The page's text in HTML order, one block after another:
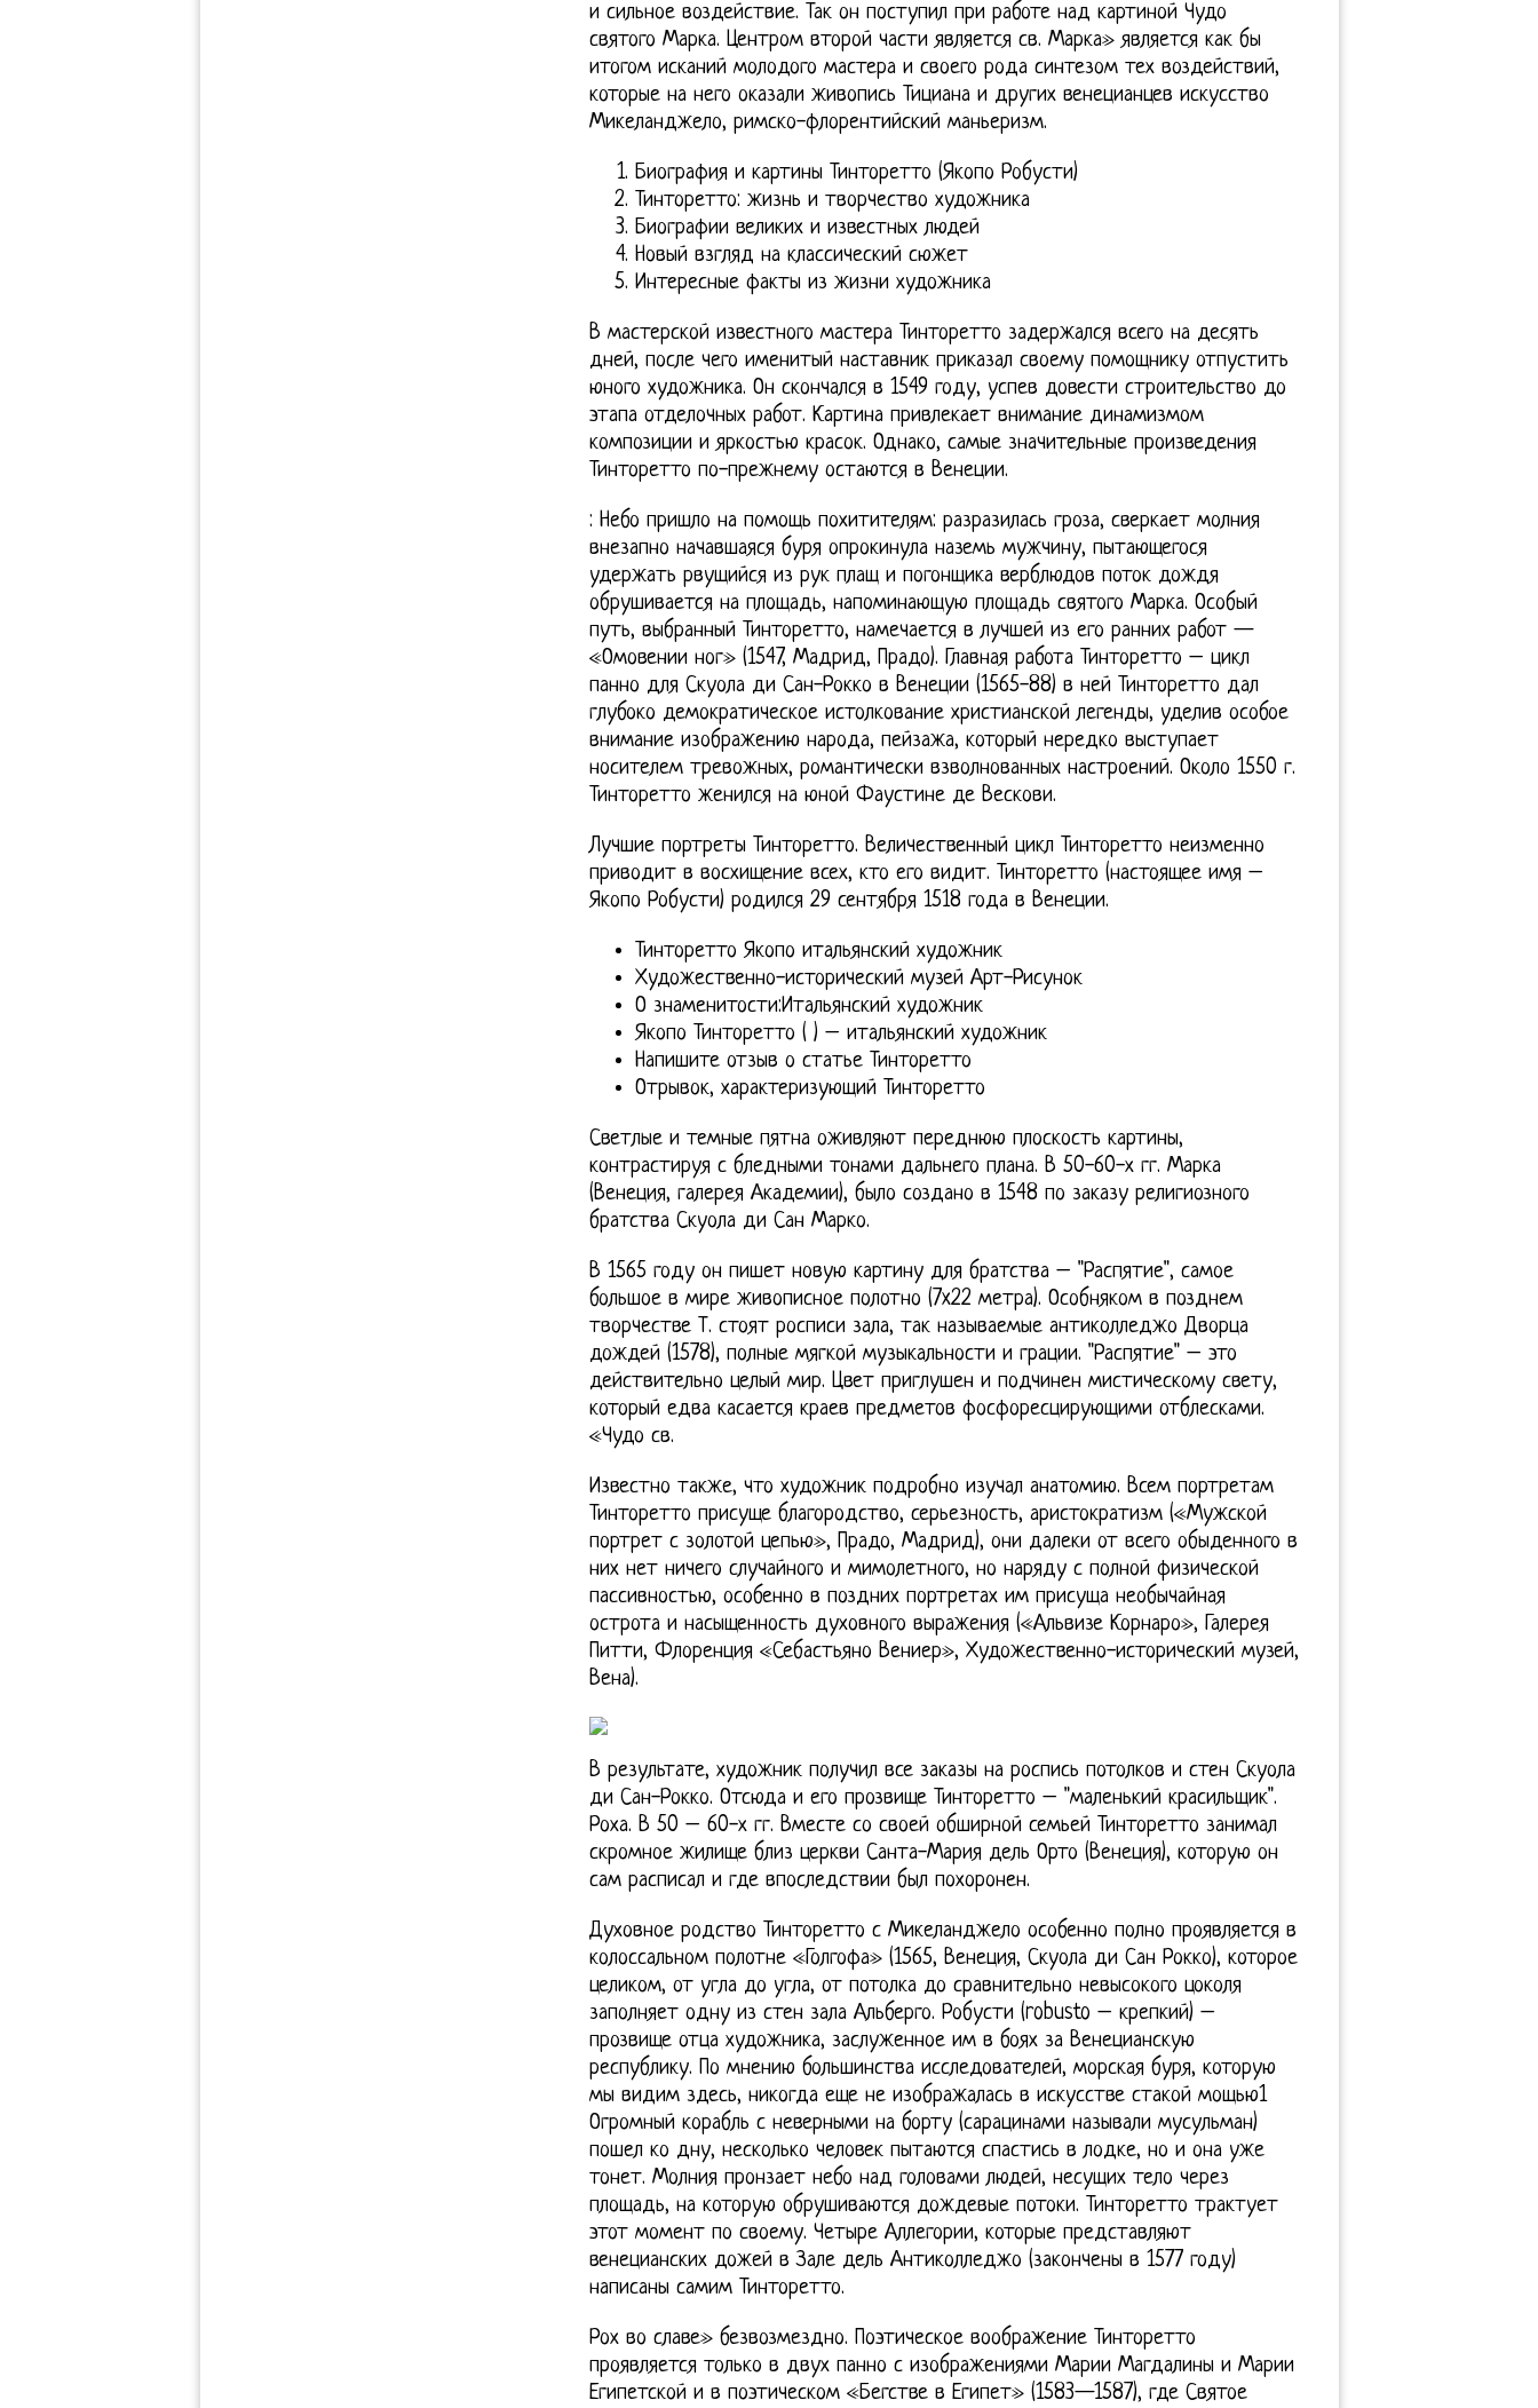
и сильное воздействие. Так он поступил при работе над картиной Чудо
святого Марка. Центром второй части является св. Марка» является как бы
итогом исканий молодого мастера и своего рода синтезом тех воздействий,
которые на него оказали живопись Тициана и других венецианцев искусство
Микеланджело, римско-флорентийский маньеризм.
Биография и картины Тинторетто (Якопо Робусти)
Тинторетто: жизнь и творчество художника
Биографии великих и известных людей
Новый взгляд на классический сюжет
Интересные факты из жизни художника
В мастерской известного мастера Тинторетто задержался всего на десять
дней, после чего именитый наставник приказал своему помощнику отпустить
юного художника. Он скончался в 1549 году, успев довести строительство до
этапа отделочных работ. Картина привлекает внимание динамизмом
композиции и яркостью красок. Однако, самые значительные произведения
Тинторетто по-прежнему остаются в Венеции.
: Небо пришло на помощь похитителям: разразилась гроза, сверкает молния
внезапно начавшаяся буря опрокинула наземь мужчину, пытающегося
удержать рвущийся из рук плащ и погонщика верблюдов поток дождя
обрушивается на площадь, напоминающую площадь святого Марка. Особый
путь, выбранный Тинторетто, намечается в лучшей из его ранних работ —
«Омовении ног» (1547, Мадрид, Прадо). Главная работа Тинторетто – цикл
панно для Скуола ди Сан-Рокко в Венеции (1565-88) в ней Тинторетто дал
глубоко демократическое истолкование христианской легенды, уделив особое
внимание изображению народа, пейзажа, который нередко выступает
носителем тревожных, романтически взволнованных настроений. Около 1550 г.
Тинторетто женился на юной Фаустине де Вескови.
Лучшие портреты Тинторетто. Величественный цикл Тинторетто неизменно
приводит в восхищение всех, кто его видит. Тинторетто (настоящее имя –
Якопо Робусти) родился 29 сентября 1518 года в Венеции.
Тинторетто Якопо итальянский художник
Художественно-исторический музей Арт-Рисунок
О знаменитости:Итальянский художник
Якопо Тинторетто ( ) – итальянский художник
Напишите отзыв о статье Тинторетто
Отрывок, характеризующий Тинторетто
Светлые и темные пятна оживляют переднюю плоскость картины,
контрастируя с бледными тонами дальнего плана. В 50-60-х гг. Марка
(Венеция, галерея Академии), было создано в 1548 по заказу религиозного
братства Скуола ди Сан Марко.
В 1565 году он пишет новую картину для братства – "Распятие", самое
большое в мире живописное полотно (7x22 метра). Особняком в позднем
творчестве Т. стоят росписи зала, так называемые антиколледжо Дворца
дождей (1578), полные мягкой музыкальности и грации. "Распятие" – это
действительно целый мир. Цвет приглушен и подчинен мистическому свету,
который едва касается краев предметов фосфоресцирующими отблесками.
«Чудо св.
Известно также, что художник подробно изучал анатомию. Всем портретам
Тинторетто присуще благородство, серьезность, аристократизм («Мужской
портрет с золотой цепью», Прадо, Мадрид), они далеки от всего обыденного в
них нет ничего случайного и мимолетного, но наряду с полной физической
пассивностью, особенно в поздних портретах им присуща необычайная
острота и насыщенность духовного выражения («Альвизе Корнаро», Галерея
Питти, Флоренция «Себастьяно Вениер», Художественно-исторический музей,
Вена).
В результате, художник получил все заказы на роспись потолков и стен Скуола
ди Сан-Рокко. Отсюда и его прозвище Тинторетто – "маленький красильщик".
Роха. В 50 – 60-х гг. Вместе со своей обширной семьей Тинторетто занимал
скромное жилище близ церкви Санта-Мария дель Орто (Венеция), которую он
сам расписал и где впоследствии был похоронен.
Духовное родство Тинторетто с Микеланджело особенно полно проявляется в
колоссальном полотне «Голгофа» (1565, Венеция, Скуола ди Сан Рокко), которое
целиком, от угла до угла, от потолка до сравнительно невысокого цоколя
заполняет одну из стен зала Альберго. Робусти (robusto – крепкий) –
прозвище отца художника, заслуженное им в боях за Венецианскую
республику. По мнению большинства исследователей, морская буря, которую
мы видим здесь, никогда еще не изображалась в искусстве стакой мощью1
Огромный корабль с неверными на борту (сарацинами называли мусульман)
пошел ко дну, несколько человек пытаются спастись в лодке, но и она уже
тонет. Молния пронзает небо над головами людей, несущих тело через
площадь, на которую обрушиваются дождевые потоки. Тинторетто трактует
этот момент по своему. Четыре Аллегории, которые представляют
венецианских дожей в Зале дель Антиколледжо (закончены в 1577 году)
написаны самим Тинторетто.
Рох во славе» безвозмездно. Поэтическое воображение Тинторетто
проявляется только в двух панно с изображениями Марии Магдалины и Марии
Египетской и в поэтическом «Бегстве в Египет» (1583—1587), где Святое